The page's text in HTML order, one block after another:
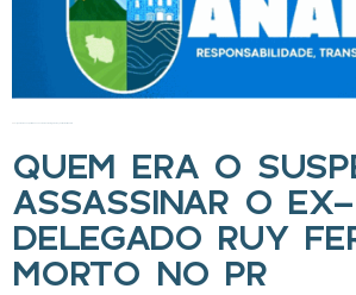
QUEM ERA O
ASSASSINAR O EX-
DELEGADO RUY
MORTO NO PR